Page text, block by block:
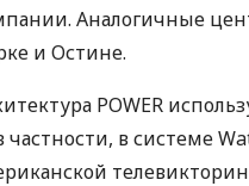
Аналогичные
и Остине.
POWER
в системе